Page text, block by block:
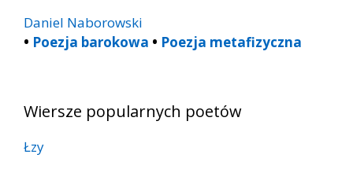
Daniel Naborowski
• Poezja barokowa • Poezja metafizyczna
Wiersze popularnych poetów
Łzy